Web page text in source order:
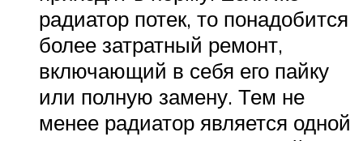
радиатор потек, то понадобится
более затратный ремонт,
включающий в себя его пайку
или полную замену. Тем не
менее радиатор является одной